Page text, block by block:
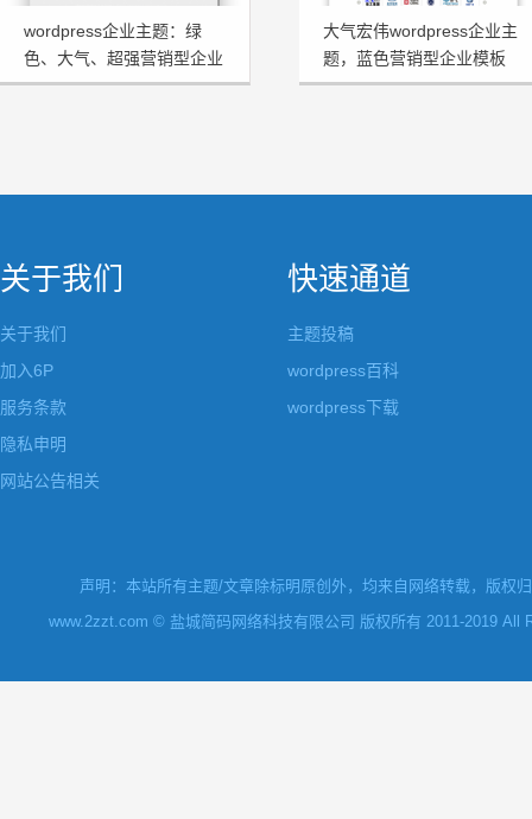
wordpress企业主题：绿
色、大气、超强营销型企业
模板HRtheme发布
大气宏伟wordpress企业主
题，蓝色营销型企业模板
HJtheme发布
关于我们
关于我们
加入6P
服务条款
隐私申明
网站公告相关
快速通道
主题投稿
wordpress百科
wordpress下载
声明：本站所有主题/文章除标明原创外，均来自网络转载，版权
www.2zzt.com © 盐城简码网络科技有限公司 版权所有 2011-2019